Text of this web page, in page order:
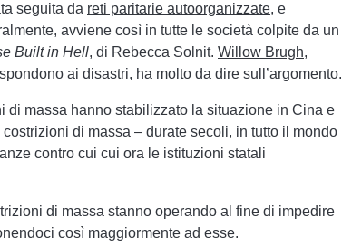
seguita da reti paritarie autoorganizzate, e
avviene così in tutte le società colpite da un
Built in Hell, di Rebecca Solnit. Willow Brugh,
ai disastri, ha molto da dire sull’argomento.
di massa hanno stabilizzato la situazione in Cina e
di massa – durate secoli, in tutto il mondo
contro cui cui ora le istituzioni statali
di massa stanno operando al fine di impedire
così maggiormente ad esse.